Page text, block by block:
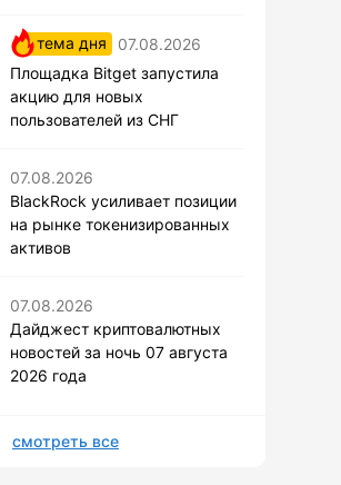
тема дня
07.08.2026
Площадка Bitget запустила
акцию для новых
пользователей из СНГ
07.08.2026
BlackRock усиливает позиции
на рынке токенизированных
активов
07.08.2026
Дайджест криптовалютных
новостей за ночь 07 августа
2026 года
смотреть все